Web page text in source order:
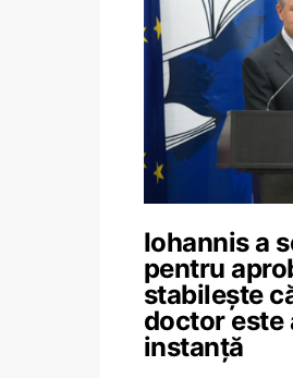
Iohannis a
pentru
stabilește
doctor este
instanță